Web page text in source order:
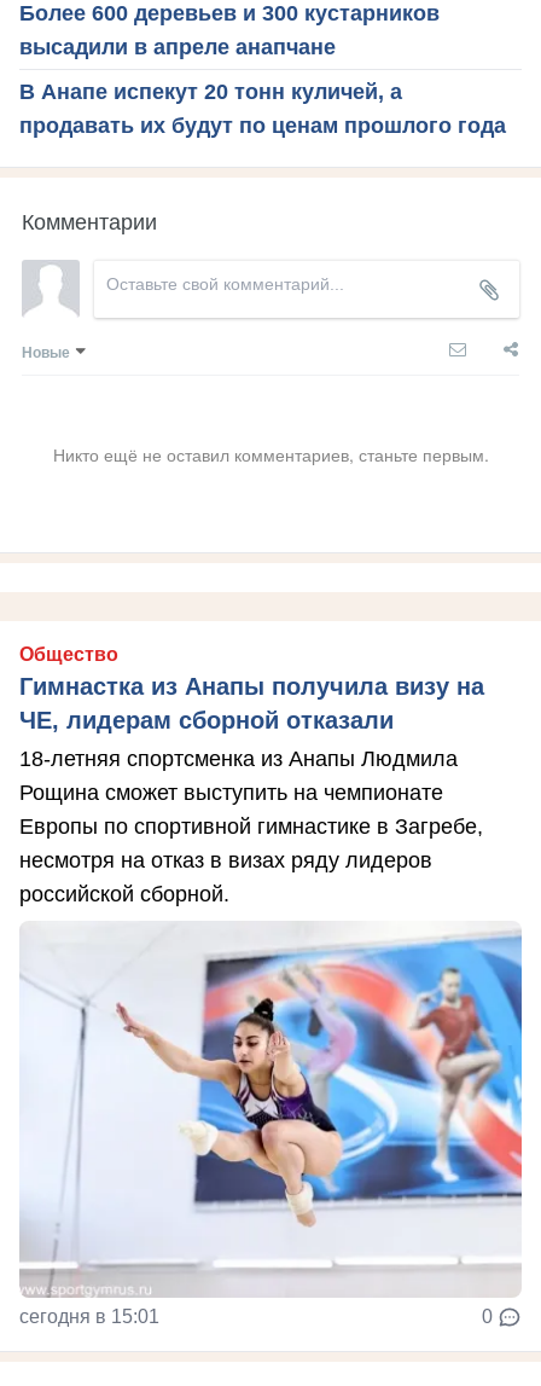
Более 600 деревьев и 300 кустарников
высадили в апреле анапчане
В Анапе испекут 20 тонн куличей, а
продавать их будут по ценам прошлого года
Комментарии
Новые
Никто ещё не оставил комментариев, станьте первым.
Общество
Гимнастка из Анапы получила визу на
ЧЕ, лидерам сборной отказали
18-летняя спортсменка из Анапы Людмила
Рощина сможет выступить на чемпионате
Европы по спортивной гимнастике в Загребе,
несмотря на отказ в визах ряду лидеров
российской сборной.
сегодня в 15:01 0